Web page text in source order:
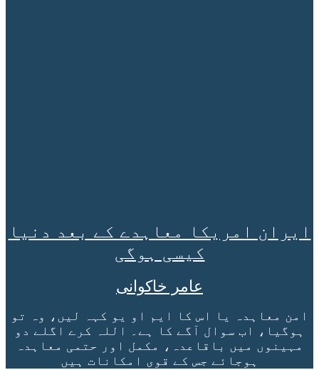
ایران امریکا معاہدے کے بعد دنیا
کیسی ہوگی
عامر خاکوانی
امن معاہدہ یا اس کا ایم او یو کہہ لیں، وہ تو
ہوگیا، اب سوال آگے کا ہے۔ اللہ کرے اگلے دو
مہینوں میں باقاعدہ، مکمل اور حتمی معاہدہ
ہوجائے جس کے قوی امکانات ہیں